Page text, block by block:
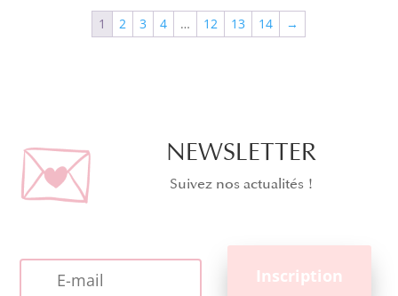
1 2 3 4 … 12 13 14 →
NEWSLETTER
Suivez nos actualités !